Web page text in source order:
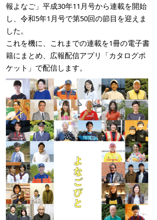
報よなご」平成30年11月号から連載を開始
し、令和5年1月号で第50回の節目を迎えま
した。
これを機に、これまでの連載を1冊の電子書
籍にまとめ、広報配信アプリ「カタログポ
ケット」で配信します。